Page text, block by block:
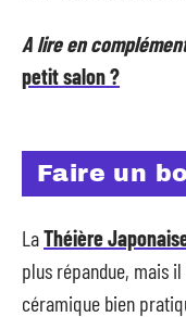
A lire en
petit salon ?
Faire un
LaThéière
plus répandue, mais
céramique bien